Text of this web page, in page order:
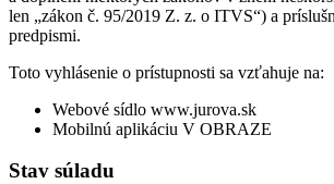
len „zákon č. 95/2019 Z. z. o ITVS“) a
predpismi.
Toto vyhlásenie o prístupnosti sa vzťahuje na:
Webové sídlo www.jurova.sk
Mobilnú aplikáciu V OBRAZE
Stav súladu